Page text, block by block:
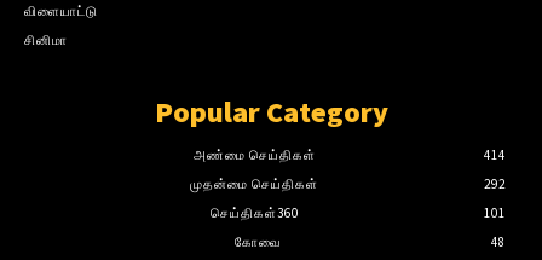
விளையாட்டு
சினிமா
Popular Category
அண்மை செய்திகள்
414
முதன்மை செய்திகள்
292
செய்திகள்360
101
கோவை
48